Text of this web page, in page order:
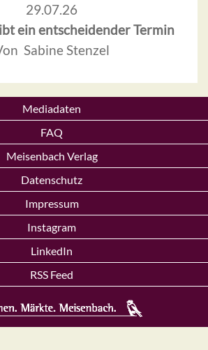
29.07.26
ein entscheidender Termin
Sabine Stenzel
Mediadaten
FAQ
Meisenbach Verlag
Datenschutz
Impressum
Instagram
LinkedIn
RSS Feed